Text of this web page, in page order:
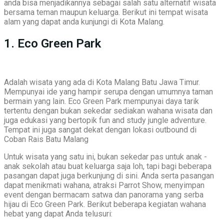
anda bisa menjadikannya sebagai salah satu alternatif wisata
bersama teman maupun keluarga. Berikut ini tempat wisata
alam yang dapat anda kunjungi di Kota Malang.
1. Eco Green Park
Adalah wisata yang ada di Kota Malang Batu Jawa Timur.
Mempunyai ide yang hampir serupa dengan umumnya taman
bermain yang lain. Eco Green Park mempunyai daya tarik
tertentu dengan bukan sekedar sediakan wahana wisata dan
juga edukasi yang bertopik fun and study jungle adventure.
Tempat ini juga sangat dekat dengan lokasi outbound di
Coban Rais Batu Malang
Untuk wisata yang satu ini, bukan sekedar pas untuk anak -
anak sekolah atau buat keluarga saja loh, tapi bagi beberapa
pasangan dapat juga berkunjung di sini. Anda serta pasangan
dapat menikmati wahana, atraksi Parrot Show, menyimpan
event dengan bermacam satwa dan panorama yang serba
hijau di Eco Green Park. Berikut beberapa kegiatan wahana
hebat yang dapat Anda telusuri: